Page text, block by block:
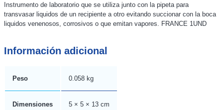
Instrumento de laboratorio que se utiliza junto con la pipeta para
transvasar liquidos de un recipiente a otro evitando succionar con la boca
liquidos venenosos, corrosivos o que emitan vapores. FRANCE 1UND
Información adicional
Peso 0.058 kg
Dimensiones 5 × 5 × 13 cm